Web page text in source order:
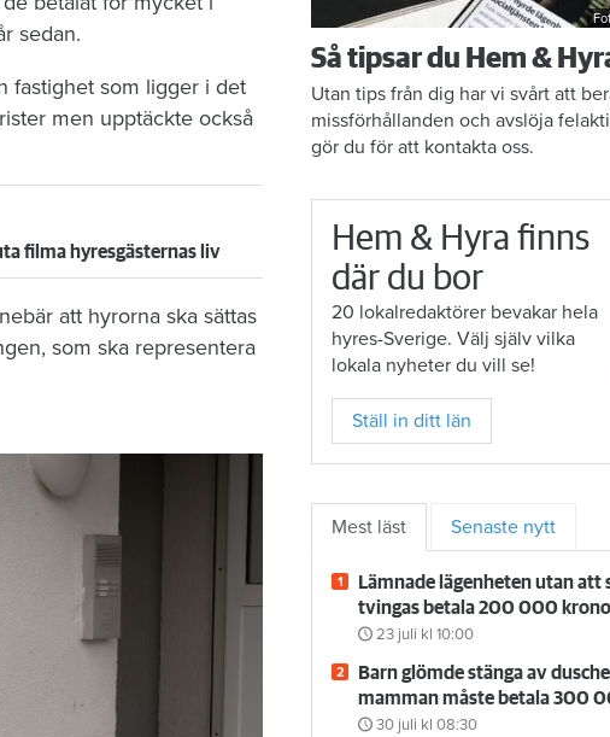
sedan.
fastighet som ligger i det
men upptäckte också
filma hyresgästernas liv
att hyrorna ska sättas
som ska representera
Så tipsar du Hem &
Utan tips från dig har vi svårt att
missförhållanden och avslöja
gör du för att kontakta oss.
Hem & Hyra finns
där du bor
20 lokalredaktörer bevakar hela
hyres-Sverige. Välj själv vilka
lokala nyheter du vill se!
Ställ in ditt län
Mest läst Senaste nytt
Lämnade lägenheten utan att
tvingas betala 200 000
23 juli kl 10:00
Barn glömde stänga av
mamman måste betala 300
30 juli kl 08:30